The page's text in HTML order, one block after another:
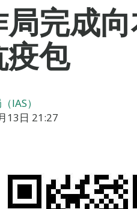
完成
包
IAS）
13日 21:27